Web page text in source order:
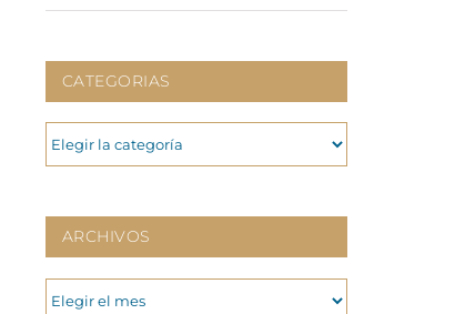
CATEGORIAS
CATEGORIAS
ARCHIVOS
ARCHIVOS